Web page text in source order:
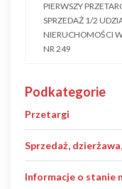
PIERWSZY
SPRZEDAŻ 1/2
NIERUCHOMOŚCI
NR 249
Podkategorie
Przetargi
Sprzedaż,
Informacje o stanie